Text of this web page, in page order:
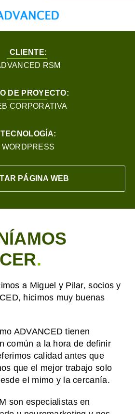
CLIENTE:
RSM
DE PROYECTO:
CORPORATIVA
TECNOLOGÍA:
WORDPRESS
PÁGINA WEB
.
a Miguel y Pilar, socios y
hicimos muy buenas
ADVANCED tienen
común a la hora de definir
calidad antes que
que el mejor trabajo solo
el mimo y la cercanía.
son especialistas en